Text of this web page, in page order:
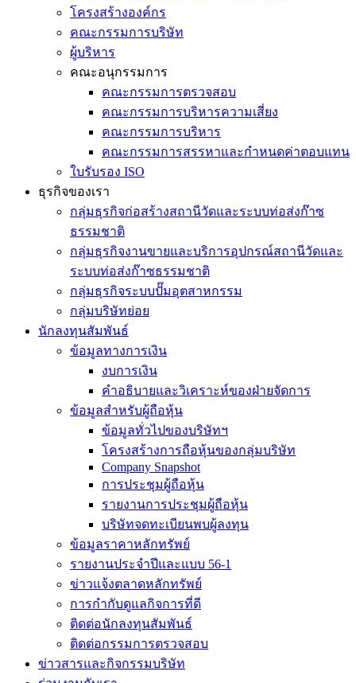
โครงสร้างองค์กร
คณะกรรมการบริษัท
ผู้บริหาร
คณะอนุกรรมการ
คณะกรรมการตรวจสอบ
คณะกรรมการบริหารความเสี่ยง
คณะกรรมการบริหาร
คณะกรรมการสรรหาและกำหนดค่าตอบแทน
ใบรับรอง ISO
ธุรกิจของเรา
กลุ่มธุรกิจก่อสร้างสถานีวัดและระบบท่อส่งก๊าซ
ธรรมชาติ
กลุ่มธุรกิจงานขายและบริการอุปกรณ์สถานีวัดและ
ระบบท่อส่งก๊าซธรรมชาติ
กลุ่มธุรกิจระบบปั๊มอุตสาหกรรม
กลุ่มบริษัทย่อย
นักลงทุนสัมพันธ์
ข้อมูลทางการเงิน
งบการเงิน
คำอธิบายและวิเคราะห์ของฝ่ายจัดการ
ข้อมูลสำหรับผู้ถือหุ้น
ข้อมูลทั่วไปของบริษัทฯ
โครงสร้างการถือหุ้นของกลุ่มบริษัท
Company Snapshot
การประชุมผู้ถือหุ้น
รายงานการประชุมผู้ถือหุ้น
บริษัทจดทะเบียนพบผู้ลงทุน
ข้อมูลราคาหลักทรัพย์
รายงานประจำปีและแบบ 56-1
ข่าวแจ้งตลาดหลักทรัพย์
การกำกับดูแลกิจการที่ดี
ติดต่อนักลงทุนสัมพันธ์
ติดต่อกรรมการตรวจสอบ
ข่าวสารและกิจกรรมบริษัท